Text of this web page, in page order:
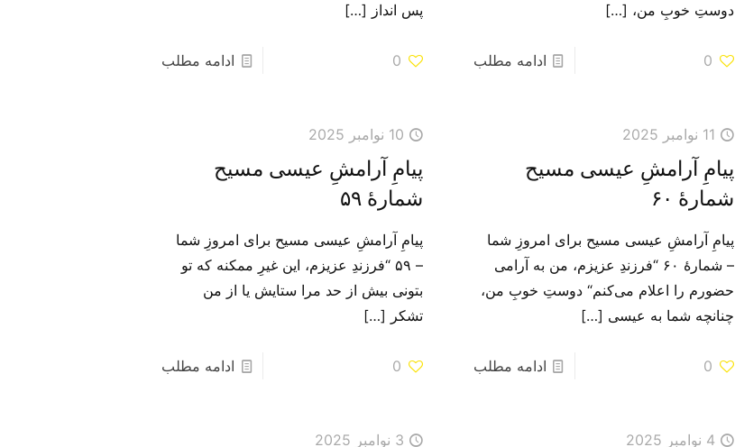
دوستِ خوبِ من، […]
0 ادامه مطلب
پس انداز […]
0 ادامه مطلب
11 نوامبر 2025
پیامِ آرامشِ عیسی مسیح
شمارهٔ ۶۰
پیامِ آرامشِ عیسی مسیح برای امروزِ شما
– شمارهٔ ۶۰ “فرزندِ عزیزم، من به آرامی
حضورم را اعلام می‌‌کنم“ دوستِ خوبِ من،
چنانچه شما به عیسی […]
0 ادامه مطلب
10 نوامبر 2025
پیامِ آرامشِ عیسی مسیح
شمارهٔ ۵۹
پیامِ آرامشِ عیسی مسیح برای امروزِ شما
– ۵۹ “فرزندِ عزیزم، این غیرِ ممکنه که تو
بتونی بیش از حد مرا ستایش یا از من
تشکر […]
0 ادامه مطلب
4 نوامبر 2025 3 نوامبر 2025